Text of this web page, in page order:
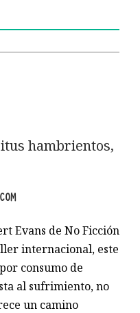
hambrientos,
Evans de No Ficción
internacional, este
consumo de
al sufrimiento, no
un camino